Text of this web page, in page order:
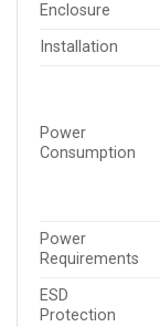
Enclosure
Installation
Power
Consumption
Power
Requirements
ESD
Protection